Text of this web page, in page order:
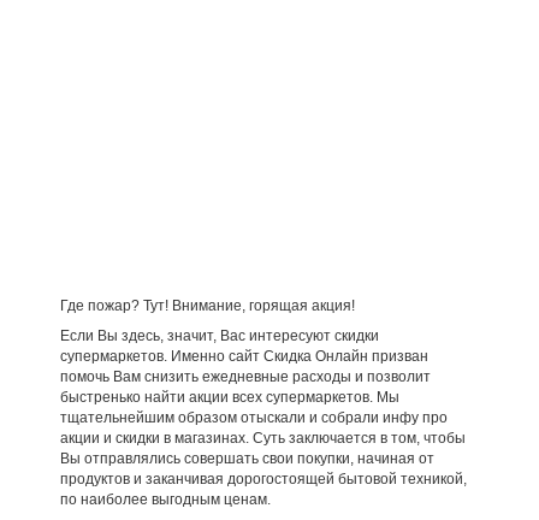
Где пожар? Тут! Внимание, горящая акция!
Если Вы здесь, значит, Вас интересуют скидки
супермаркетов. Именно сайт Скидка Онлайн призван
помочь Вам снизить ежедневные расходы и позволит
быстренько найти акции всех супермаркетов. Мы
тщательнейшим образом отыскали и собрали инфу про
акции и скидки в магазинах. Суть заключается в том, чтобы
Вы отправлялись совершать свои покупки, начиная от
продуктов и заканчивая дорогостоящей бытовой техникой,
по наиболее выгодным ценам.